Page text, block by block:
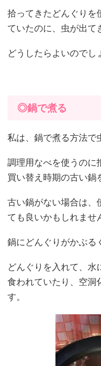
拾ってきたどんぐりを
ていたのに、虫が出て
どうしたらよいのでし
◎鍋で煮る
私は、鍋で煮る方法で
調理用なべを使うのに
買い替え時期の古い鍋
古い鍋がない場合は、
ても良いかもしれませ
鍋にどんぐりがかぶる
どんぐりを入れて、水
食われていたり、空洞
す。